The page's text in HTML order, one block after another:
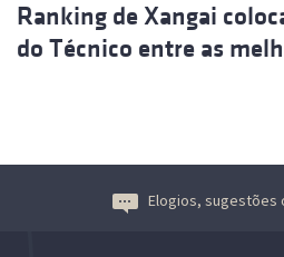
Ranking de Xangai
do Técnico entre as
Elogios, sugestões